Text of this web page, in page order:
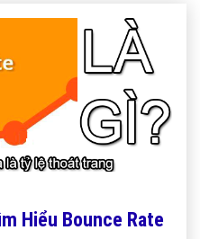
Hiểu Bounce Rate